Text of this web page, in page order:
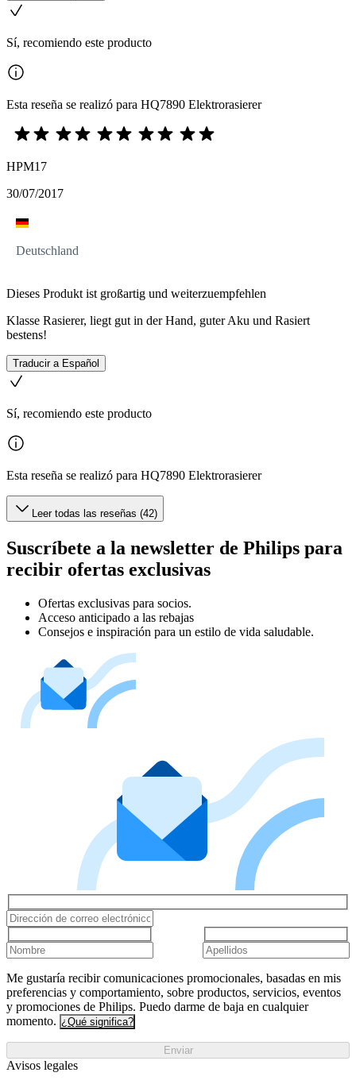
Sí, recomiendo este producto
Esta reseña se realizó para HQ7890 Elektrorasierer
HPM17
30/07/2017
Deutschland
Dieses Produkt ist großartig und weiterzuempfehlen
Klasse Rasierer, liegt gut in der Hand, guter Aku und Rasiert
bestens!
Traducir a Español
Sí, recomiendo este producto
Esta reseña se realizó para HQ7890 Elektrorasierer
Leer todas las reseñas (42)
Suscríbete a la newsletter de Philips para
recibir ofertas exclusivas
Ofertas exclusivas para socios.
Acceso anticipado a las rebajas
Consejos e inspiración para un estilo de vida saludable.
Me gustaría recibir comunicaciones promocionales, basadas en mis
preferencias y comportamiento, sobre productos, servicios, eventos
y promociones de Philips. Puedo darme de baja en cualquier
momento. ¿Qué significa?
Enviar
Avisos legales